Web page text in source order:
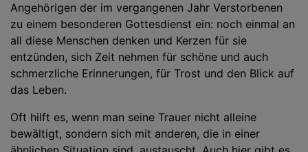
Angehörigen der im vergangenen Jahr Verstorbenen
zu einem besonderen Gottesdienst ein: noch einmal an
all diese Menschen denken und Kerzen für sie
entzünden, sich Zeit nehmen für schöne und auch
schmerzliche Erinnerungen, für Trost und den Blick auf
das Leben.
Oft hilft es, wenn man seine Trauer nicht alleine
bewältigt, sondern sich mit anderen, die in einer